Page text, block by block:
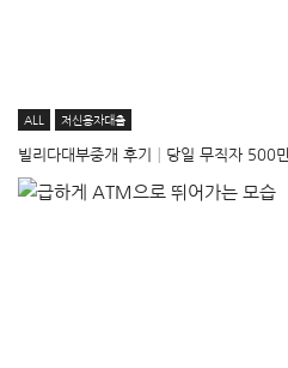
ALL 저신용자대출
빌리다대부중개 후기│당일 무직자 500